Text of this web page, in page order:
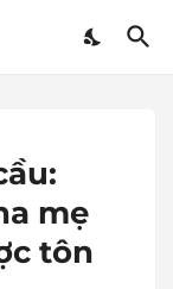
mẹ
tôn